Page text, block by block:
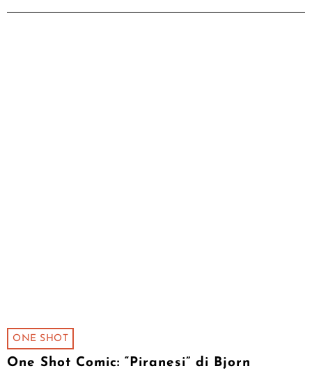
ONE SHOT
One Shot Comic: “Piranesi” di Bjorn